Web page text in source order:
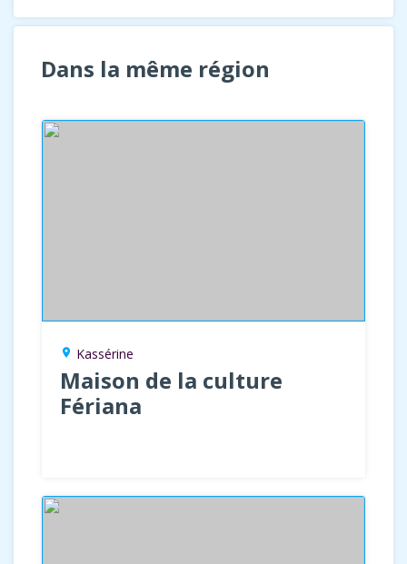
Dans la même région
location_on Kassérine
Maison de la culture
Fériana